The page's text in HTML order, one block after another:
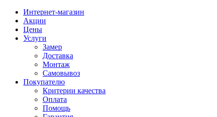
Интернет-магазин
Акции
Цены
Услуги
Замер
Доставка
Монтаж
Самовывоз
Покупателю
Критерии качества
Оплата
Помощь